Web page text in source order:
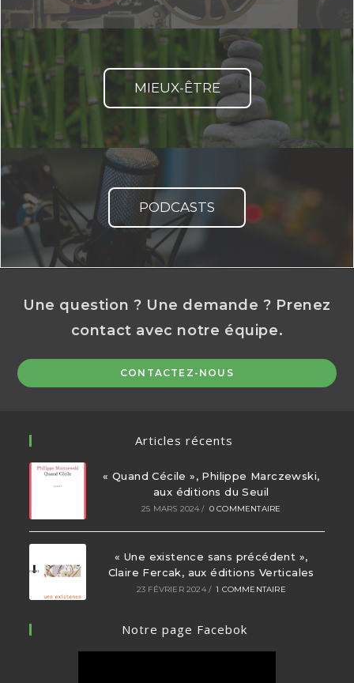
MIEUX-ÊTRE
PODCASTS
Une question ? Une demande ? Prenez
contact avec notre équipe.
CONTACTEZ-NOUS
Articles récents
« Quand Cécile », Philippe Marczewski,
aux éditions du Seuil
25 MARS 2024 / 0 COMMENTAIRE
« Une existence sans précédent »,
Claire Fercak, aux éditions Verticales
23 FÉVRIER 2024 / 1 COMMENTAIRE
Notre page Facebok